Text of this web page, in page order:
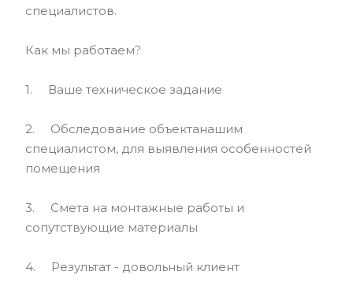
специалистов.
Как мы работаем?
1. Ваше техническое задание
2. Обследование объектанашим
специалистом, для выявления особенностей
помещения
3. Смета на монтажные работы и
сопутствующие материалы
4. Результат - довольный клиент